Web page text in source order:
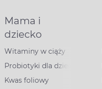
Mama i
dziecko
Witaminy w ciąży
Probiotyki dla dzieci
Kwas foliowy